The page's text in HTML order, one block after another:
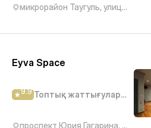
микрорайон Таугуль, улица Рыскулбекова, 28/2
Eyva Space
9.9 Топтық жаттығулар студиясы
проспект Юрия Гагарина, 277/7